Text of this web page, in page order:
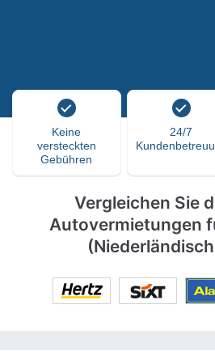
Keine
versteckten
Gebühren
24/7
Vergleichen Sie
Autovermietungen